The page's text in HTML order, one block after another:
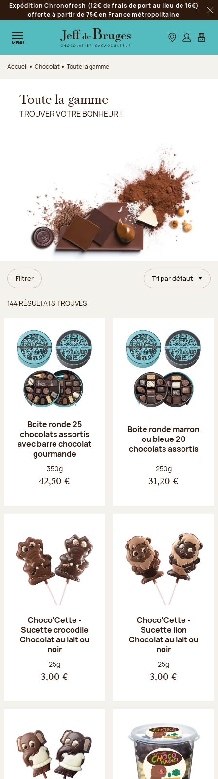
Aller à la navigation
Aller au contenu principal
Aller au pied de page
Expédition Chronofresh (12€ de frais de port au lieu de 16€)
offerte à partir de 75€ en France métropolitaine
MENU Nos boutiques
S’identifier
Mon
Accueil Chocolat Toute la gamme
Toute la gamme
TROUVER VOTRE BONHEUR !
Filtrer Tri par défaut
144 RÉSULTATS TROUVÉS
Boite ronde 25
chocolats assortis
avec barre chocolat
gourmande
Poids net :
350g
42,50 €
Boite ronde marron
ou bleue 20
chocolats assortis
Poids net :
250g
31,20 €
Choco'Cette -
Sucette crocodile
Chocolat au lait ou
noir
Poids net :
25g
3,00 €
Choco'Cette -
Sucette lion
Chocolat au lait ou
noir
Poids net :
25g
3,00 €